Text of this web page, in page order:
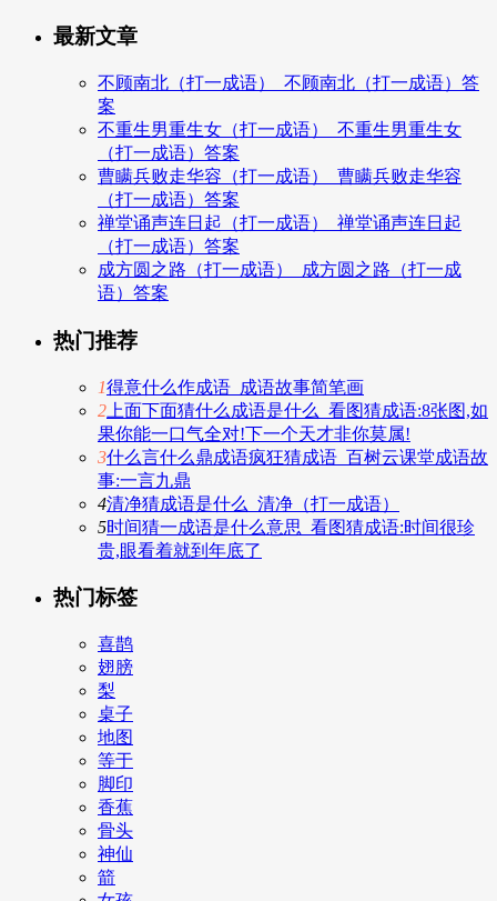
最新文章
不顾南北（打一成语）_不顾南北（打一成语）答
案
不重生男重生女（打一成语）_不重生男重生女
（打一成语）答案
曹瞒兵败走华容（打一成语）_曹瞒兵败走华容
（打一成语）答案
禅堂诵声连日起（打一成语）_禅堂诵声连日起
（打一成语）答案
成方圆之路（打一成语）_成方圆之路（打一成
语）答案
热门推荐
1得意什么作成语_成语故事简笔画
2 上面下面猜什么成语是什么_看图猜成语:8张图,如
果你能一口气全对!下一个天才非你莫属!
3什么言什么鼎成语疯狂猜成语_百树云课堂成语故
事:一言九鼎
4清净猜成语是什么_清净（打一成语）
5时间猜一成语是什么意思_看图猜成语:时间很珍
贵,眼看着就到年底了
热门标签
喜鹊
翅膀
梨
桌子
地图
等于
脚印
香蕉
骨头
神仙
箭